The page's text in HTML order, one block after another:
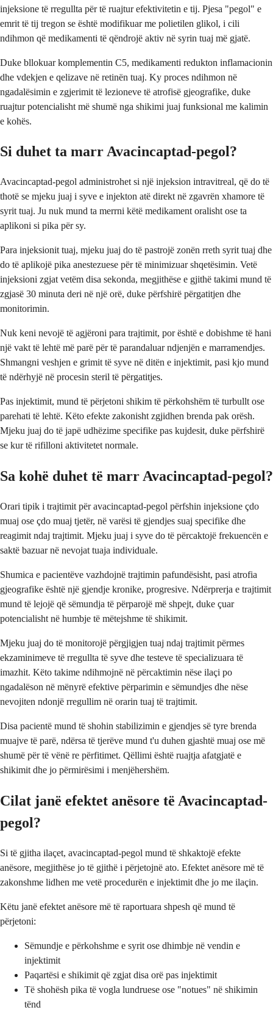
injeksione të rregullta për të ruajtur efektivitetin e tij. Pjesa "pegol" e
emrit të tij tregon se është modifikuar me polietilen glikol, i cili
ndihmon që medikamenti të qëndrojë aktiv në syrin tuaj më gjatë.
Duke bllokuar komplementin C5, medikamenti redukton inflamacionin
dhe vdekjen e qelizave në retinën tuaj. Ky proces ndihmon në
ngadalësimin e zgjerimit të lezioneve të atrofisë gjeografike, duke
ruajtur potencialisht më shumë nga shikimi juaj funksional me kalimin
e kohës.
Si duhet ta marr Avacincaptad-pegol?
Avacincaptad-pegol administrohet si një injeksion intravitreal, që do të
thotë se mjeku juaj i syve e injekton atë direkt në zgavrën xhamore të
syrit tuaj. Ju nuk mund ta merrni këtë medikament oralisht ose ta
aplikoni si pika për sy.
Para injeksionit tuaj, mjeku juaj do të pastrojë zonën rreth syrit tuaj dhe
do të aplikojë pika anestezuese për të minimizuar shqetësimin. Vetë
injeksioni zgjat vetëm disa sekonda, megjithëse e gjithë takimi mund të
zgjasë 30 minuta deri në një orë, duke përfshirë përgatitjen dhe
monitorimin.
Nuk keni nevojë të agjëroni para trajtimit, por është e dobishme të hani
një vakt të lehtë më parë për të parandaluar ndjenjën e marramendjes.
Shmangni veshjen e grimit të syve në ditën e injektimit, pasi kjo mund
të ndërhyjë në procesin steril të përgatitjes.
Pas injektimit, mund të përjetoni shikim të përkohshëm të turbullt ose
parehati të lehtë. Këto efekte zakonisht zgjidhen brenda pak orësh.
Mjeku juaj do të japë udhëzime specifike pas kujdesit, duke përfshirë
se kur të rifilloni aktivitetet normale.
Sa kohë duhet të marr Avacincaptad-pegol?
Orari tipik i trajtimit për avacincaptad-pegol përfshin injeksione çdo
muaj ose çdo muaj tjetër, në varësi të gjendjes suaj specifike dhe
reagimit ndaj trajtimit. Mjeku juaj i syve do të përcaktojë frekuencën e
saktë bazuar në nevojat tuaja individuale.
Shumica e pacientëve vazhdojnë trajtimin pafundësisht, pasi atrofia
gjeografike është një gjendje kronike, progresive. Ndërprerja e trajtimit
mund të lejojë që sëmundja të përparojë më shpejt, duke çuar
potencialisht në humbje të mëtejshme të shikimit.
Mjeku juaj do të monitorojë përgjigjen tuaj ndaj trajtimit përmes
ekzaminimeve të rregullta të syve dhe testeve të specializuara të
imazhit. Këto takime ndihmojnë në përcaktimin nëse ilaçi po
ngadalëson në mënyrë efektive përparimin e sëmundjes dhe nëse
nevojiten ndonjë rregullim në orarin tuaj të trajtimit.
Disa pacientë mund të shohin stabilizimin e gjendjes së tyre brenda
muajve të parë, ndërsa të tjerëve mund t'u duhen gjashtë muaj ose më
shumë për të vënë re përfitimet. Qëllimi është ruajtja afatgjatë e
shikimit dhe jo përmirësimi i menjëhershëm.
Cilat janë efektet anësore të Avacincaptad-
pegol?
Si të gjitha ilaçet, avacincaptad-pegol mund të shkaktojë efekte
anësore, megjithëse jo të gjithë i përjetojnë ato. Efektet anësore më të
zakonshme lidhen me vetë procedurën e injektimit dhe jo me ilaçin.
Këtu janë efektet anësore më të raportuara shpesh që mund të
përjetoni:
Sëmundje e përkohshme e syrit ose dhimbje në vendin e
injektimit
Paqartësi e shikimit që zgjat disa orë pas injektimit
Të shohësh pika të vogla lundruese ose "notues" në shikimin
tënd